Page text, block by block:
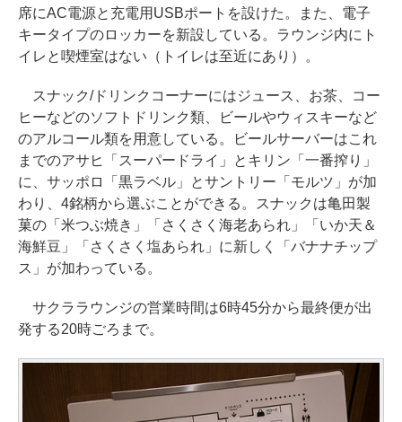
席にAC電源と充電用USBポートを設けた。また、電子
キータイプのロッカーを新設している。ラウンジ内にト
イレと喫煙室はない（トイレは至近にあり）。
スナック/ドリンクコーナーにはジュース、お茶、コー
ヒーなどのソフトドリンク類、ビールやウィスキーなど
のアルコール類を用意している。ビールサーバーはこれ
までのアサヒ「スーパードライ」とキリン「一番搾り」
に、サッポロ「黒ラベル」とサントリー「モルツ」が加
わり、4銘柄から選ぶことができる。スナックは亀田製
菓の「米つぶ焼き」「さくさく海老あられ」「いか天＆
海鮮豆」「さくさく塩あられ」に新しく「バナナチップ
ス」が加わっている。
サクララウンジの営業時間は6時45分から最終便が出
発する20時ごろまで。